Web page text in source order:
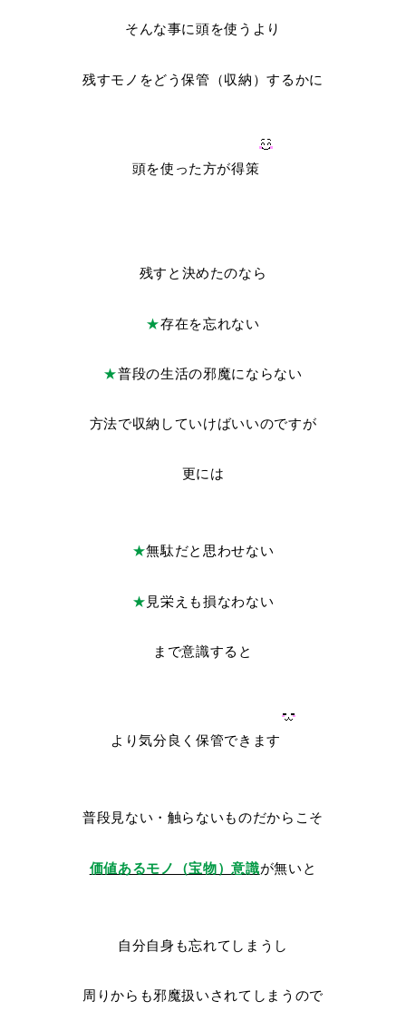
そんな事に頭を使うより
残すモノをどう保管（収納）するかに
頭を使った方が得策
残すと決めたのなら
★存在を忘れない
★普段の生活の邪魔にならない
方法で収納していけばいいのですが
更には
★無駄だと思わせない
★ 見栄えも損なわない
まで意識すると
より気分良く保管できます
普段見ない・触らないものだからこそ
価値あるモノ（宝物）意識が無いと
自分自身も忘れてしまうし
周りからも邪魔扱いされてしまうので